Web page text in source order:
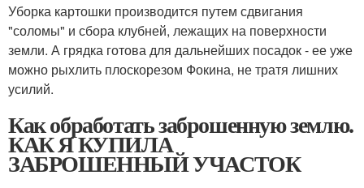
Уборка картошки производится путем сдвигания
"соломы" и сбора клубней, лежащих на поверхности
земли. А грядка готова для дальнейших посадок - ее уже
можно рыхлить плоскорезом Фокина, не тратя лишних
усилий.
Как обработать заброшенную землю.
КАК Я КУПИЛА
ЗАБРОШЕННЫЙ УЧАСТОК